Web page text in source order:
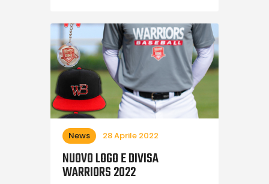
News 28 Aprile 2022
NUOVO LOGO E DIVISA
WARRIORS 2022